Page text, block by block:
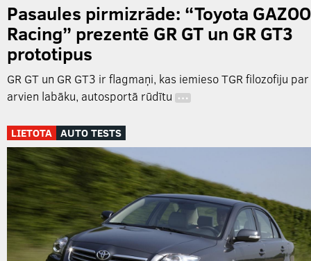
Pasaules pirmizrāde: “Toyota GAZOO
Racing” prezentē GR GT un GR GT3
prototipus
GR GT un GR GT3 ir flagmaņi, kas iemieso TGR filozofiju par
arvien labāku, autosportā rūdītu …
LIETOTA AUTO TESTS